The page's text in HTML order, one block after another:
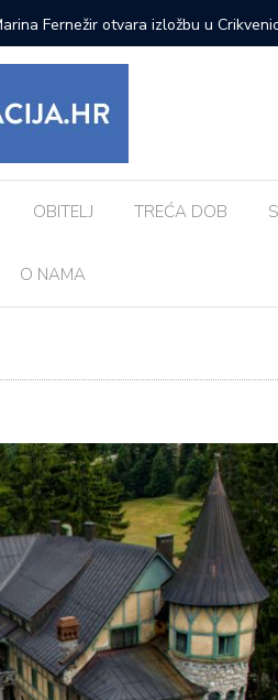
zvjezdanim nebom: Urban&4 i
Grimani
OBITELJ TREĆA DOB
O NAMA